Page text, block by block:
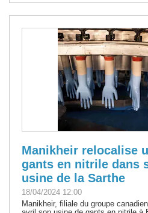
Manikheir relocalise
gants en nitrile dans
usine de la Sarthe
18/04/2024 12:00
Manikheir, filiale du groupe